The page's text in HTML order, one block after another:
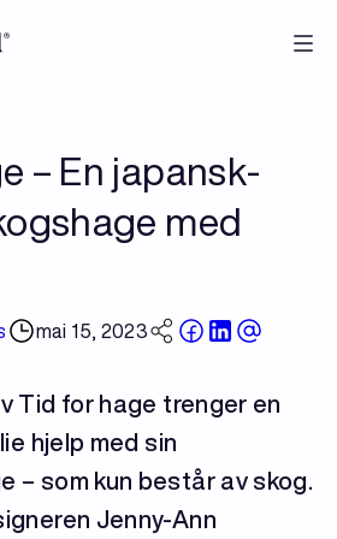
– En japansk-
med
mai 15, 2023
Tid for hage trenger en
hjelp med sin
– som kun består av skog.
Jenny-Ann